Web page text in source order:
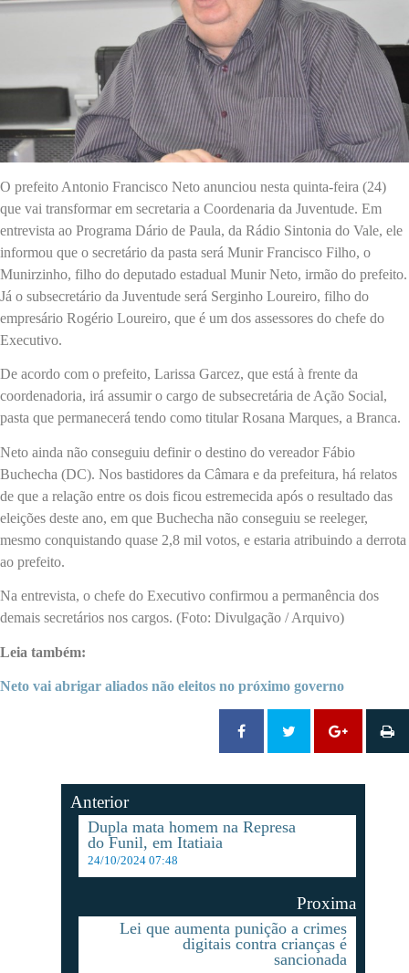
O prefeito Antonio Francisco Neto anunciou nesta quinta-feira (24)
que vai transformar em secretaria a Coordenaria da Juventude. Em
entrevista ao Programa Dário de Paula, da Rádio Sintonia do Vale, ele
informou que o secretário da pasta será Munir Francisco Filho, o
Munirzinho, filho do deputado estadual Munir Neto, irmão do prefeito.
Já o subsecretário da Juventude será Serginho Loureiro, filho do
empresário Rogério Loureiro, que é um dos assessores do chefe do
Executivo.
De acordo com o prefeito, Larissa Garcez, que está à frente da
coordenadoria, irá assumir o cargo de subsecretária de Ação Social,
pasta que permanecerá tendo como titular Rosana Marques, a Branca.
Neto ainda não conseguiu definir o destino do vereador Fábio
Buchecha (DC). Nos bastidores da Câmara e da prefeitura, há relatos
de que a relação entre os dois ficou estremecida após o resultado das
eleições deste ano, em que Buchecha não conseguiu se reeleger,
mesmo conquistando quase 2,8 mil votos, e estaria atribuindo a derrota
ao prefeito.
Na entrevista, o chefe do Executivo confirmou a permanência dos
demais secretários nos cargos. (Foto: Divulgação / Arquivo)
Leia também:
Neto vai abrigar aliados não eleitos no próximo governo
Anterior
Dupla mata homem na Represa
do Funil, em Itatiaia
24/10/2024 07:48
Proxima
Lei que aumenta punição a crimes
digitais contra crianças é
sancionada